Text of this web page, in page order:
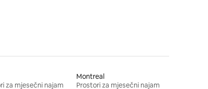
za mjesečni najam
Montreal
Prostori za mjesečni najam